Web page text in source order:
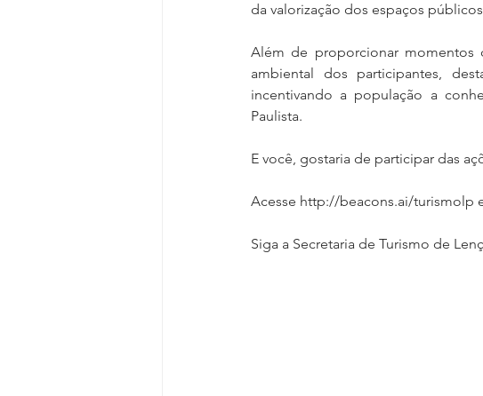
da valorização dos espaços
Além de proporcionar momentos
ambiental dos participantes,
incentivando a população a
Paulista.
E você, gostaria de participar das
Acesse http://beacons.ai/turismolp
Siga a Secretaria de Turismo de